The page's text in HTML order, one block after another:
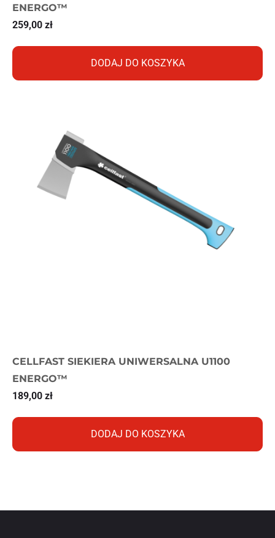
ENERGO™
259,00 zł
DODAJ DO KOSZYKA
CELLFAST SIEKIERA UNIWERSALNA U1100
ENERGO™
189,00 zł
DODAJ DO KOSZYKA